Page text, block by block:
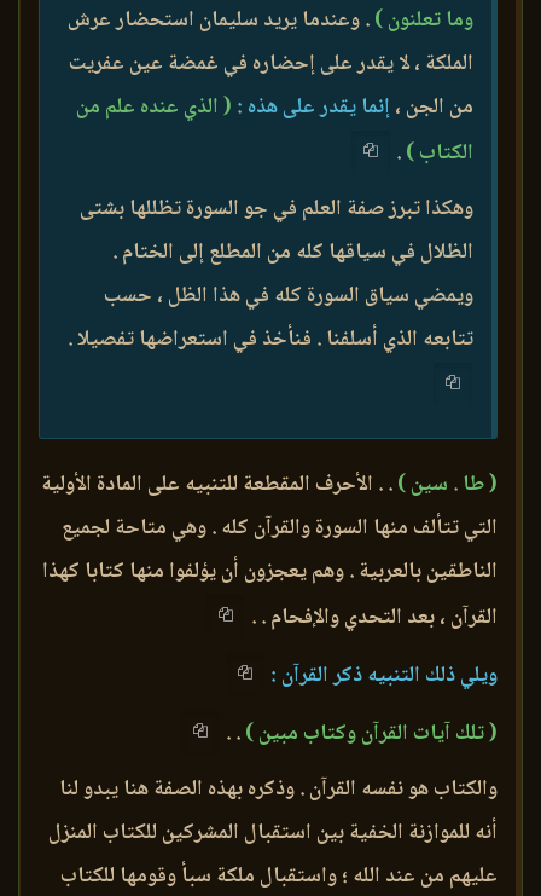
وما تعلنون ). وعندما يريد سليمان استحضار عرش
الملكة ، لا يقدر على إحضاره في غمضة عين عفريت
من الجن ،إنما يقدر على هذه : ( الذي عنده علم من
الكتاب ).
وهكذا تبرز صفة العلم في جو السورة تظللها بشتى
الظلال في سياقها كله من المطلع إلى الختام .
ويمضي سياق السورة كله في هذا الظل ، حسب
تتابعه الذي أسلفنا . فنأخذ في استعراضها تفصيلا .
( طا . سين ). . الأحرف المقطعة للتنبيه على المادة الأولية
التي تتألف منها السورة والقرآن كله . وهي متاحة لجميع
الناطقين بالعربية . وهم يعجزون أن يؤلفوا منها كتابا كهذا
القرآن ، بعد التحدي والإفحام . .
ويلي ذلك التنبيه ذكر القرآن :
( تلك آيات القرآن وكتاب مبين ). .
والكتاب هو نفسه القرآن . وذكره بهذه الصفة هنا يبدو لنا
أنه للموازنة الخفية بين استقبال المشركين للكتاب المنزل
عليهم من عند الله ؛ واستقبال ملكة سبأ وقومها للكتاب